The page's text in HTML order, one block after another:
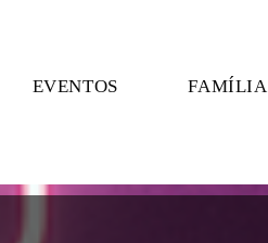
EVENTOS FAMÍLIA